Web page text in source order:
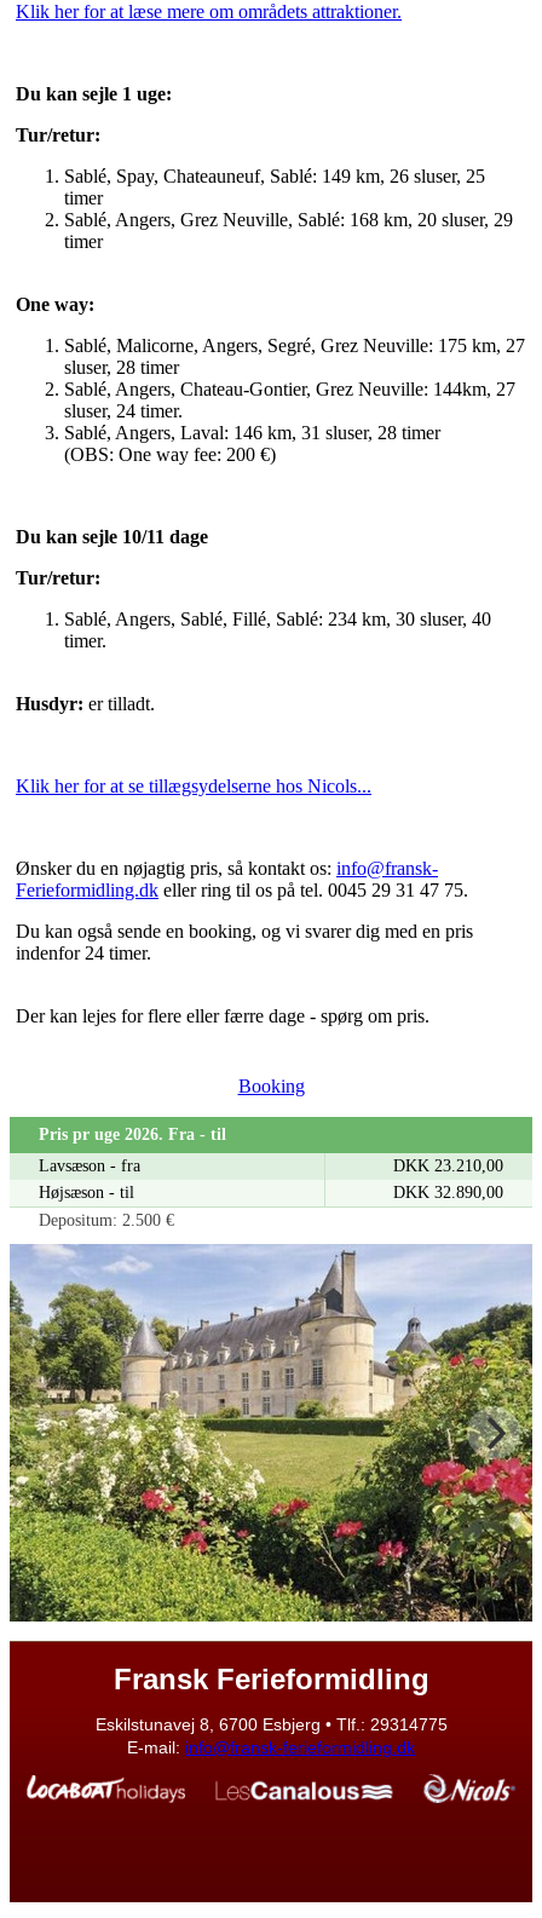
Klik her for at læse mere om områdets attraktioner.
Du kan sejle 1 uge:
Tur/retur:
Sablé, Spay, Chateauneuf, Sablé: 149 km, 26 sluser, 25
timer
Sablé, Angers, Grez Neuville, Sablé: 168 km, 20 sluser, 29
timer
One way:
Sablé, Malicorne, Angers, Segré, Grez Neuville: 175 km, 27
sluser, 28 timer
Sablé, Angers, Chateau-Gontier, Grez Neuville: 144km, 27
sluser, 24 timer.
Sablé, Angers, Laval: 146 km, 31 sluser, 28 timer
(OBS: One way fee: 200 €)
Du kan sejle 10/11 dage
Tur/retur:
Sablé, Angers, Sablé, Fillé, Sablé: 234 km, 30 sluser, 40
timer.
Husdyr: er tilladt.
Klik her for at se tillægsydelserne hos Nicols...
Ønsker du en nøjagtig pris, så kontakt os: info@fransk-
Ferieformidling.dk eller ring til os på tel. 0045 29 31 47 75.
Du kan også sende en booking, og vi svarer dig med en pris
indenfor 24 timer.
Der kan lejes for flere eller færre dage - spørg om pris.
Booking
Pris pr uge 2026. Fra - til
Lavsæson - fra
DKK 23.210,00
Højsæson - til
DKK 32.890,00
Depositum: 2.500 €
Fransk Ferieformidling
Eskilstunavej 8, 6700 Esbjerg • Tlf.: 29314775
E-mail: info@fransk-ferieformidling.dk